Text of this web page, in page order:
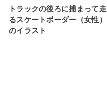
トラックの後ろに捕まって走
るスケートボーダー（女性）
のイラスト